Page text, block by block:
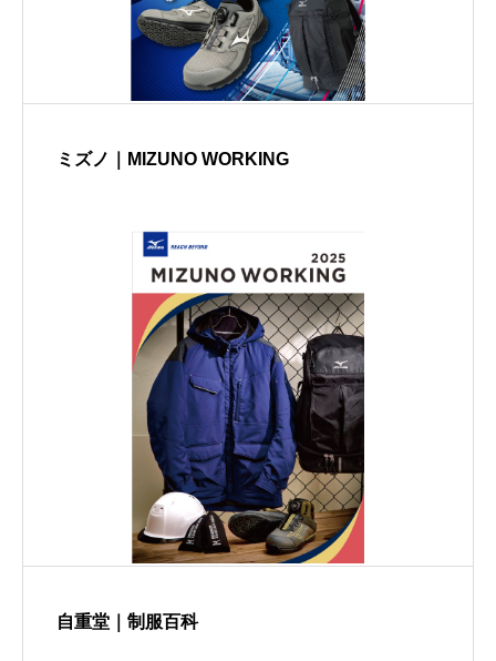
ミズノ｜MIZUNO WORKING
自重堂｜制服百科